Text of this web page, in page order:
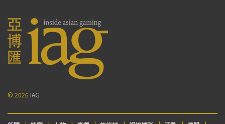
© 2026 IAG